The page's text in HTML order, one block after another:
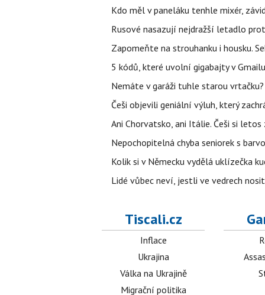
Kdo měl v paneláku tenhle mixér,
Rusové nasazují nejdražší letadlo
Zapomeňte na strouhanku i housku.
5 kódů, které uvolní gigabajty v
Nemáte v garáži tuhle starou
Češi objevili geniální výluh, který
Ani Chorvatsko, ani Itálie. Češi si
Nepochopitelná chyba seniorek s
Kolik si v Německu vydělá uklízečka
Lidé vůbec neví, jestli ve vedrech
Tiscali.cz
Inflace
Ukrajina
Válka na Ukrajině
Migrační politika